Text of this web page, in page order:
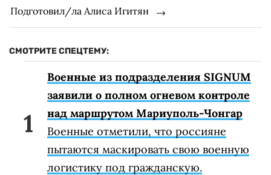
Подготовил/ла Алиса Игитян
СМОТРИТЕ СПЕЦТЕМУ:
Военные из подразделения SIGNUM
заявили о полном огневом контроле
над маршрутом Мариуполь-Чонгар
Военные отметили, что россияне
пытаются маскировать свою военную
логистику под гражданскую.